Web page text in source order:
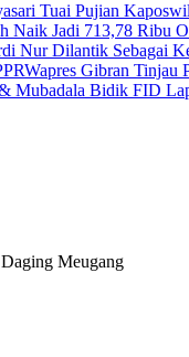
Tuai Pujian
Naik Jadi 713,78 Ribu
Nur Dilantik Sebagai
Wapres Gibran Tinjau
Mubadala Bidik FID